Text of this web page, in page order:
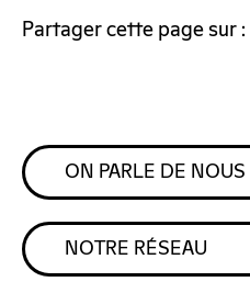
Partager cette page sur :
ON PARLE DE NOUS
NOTRE RÉSEAU